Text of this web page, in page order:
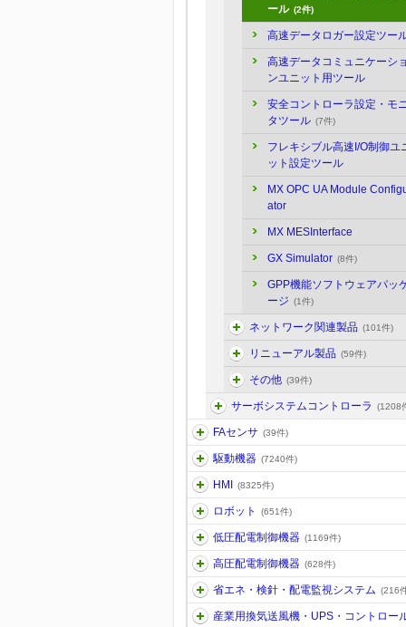
ール (2件)
高速データロガー設定ツー
高速データコミュニケーショ
ンユニット用ツール
安全コントローラ設定・モ
タツール (7件)
フレキシブル高速I/O制御ユ
ット設定ツール
MX OPC UA Module
ator
MX MESInterface
GX Simulator (8件)
GPP機能ソフトウェアパッ
ージ (1件)
ネットワーク関連製品 (101件)
リニューアル製品 (59件)
その他 (39件)
サーボシステムコントローラ (1208
FAセンサ (39件)
駆動機器 (7240件)
HMI (8325件)
ロボット (651件)
低圧配電制御機器 (1169件)
高圧配電制御機器 (628件)
省エネ・検針・配電監視システム (216
産業用換気送風機・UPS・コントロー